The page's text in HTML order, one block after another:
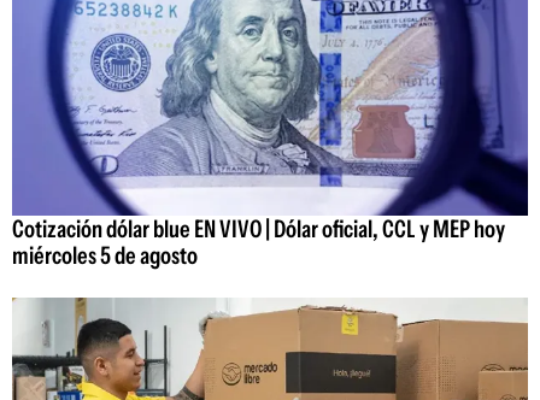
Cotización dólar blue EN VIVO | Dólar oficial, CCL y MEP hoy
miércoles 5 de agosto